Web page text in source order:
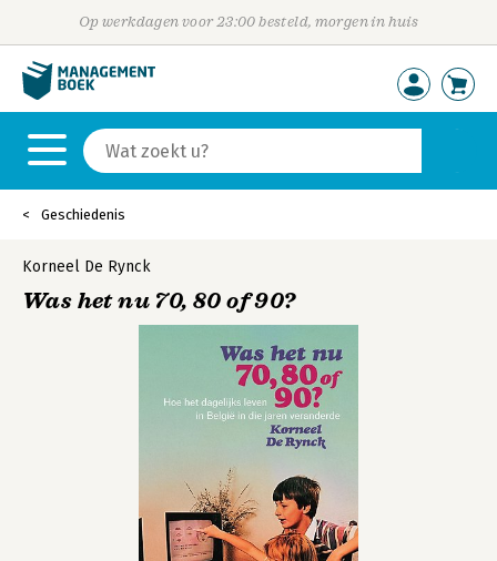
Op werkdagen voor 23:00 besteld, morgen in huis
Geschiedenis
Korneel De Rynck
Was het nu 70, 80 of 90?